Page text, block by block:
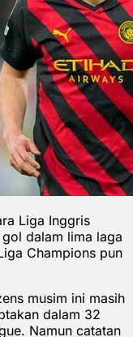
Liga Inggris
dalam lima laga
Champions pun
musim ini masih
dalam 32
Namun catatan